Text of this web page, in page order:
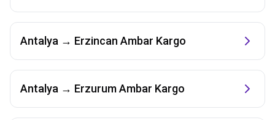
Antalya → Erzincan Ambar Kargo
Antalya → ErzurumAmbar Kargo